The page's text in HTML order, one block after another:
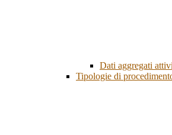
Dati aggregati
Tipologie di